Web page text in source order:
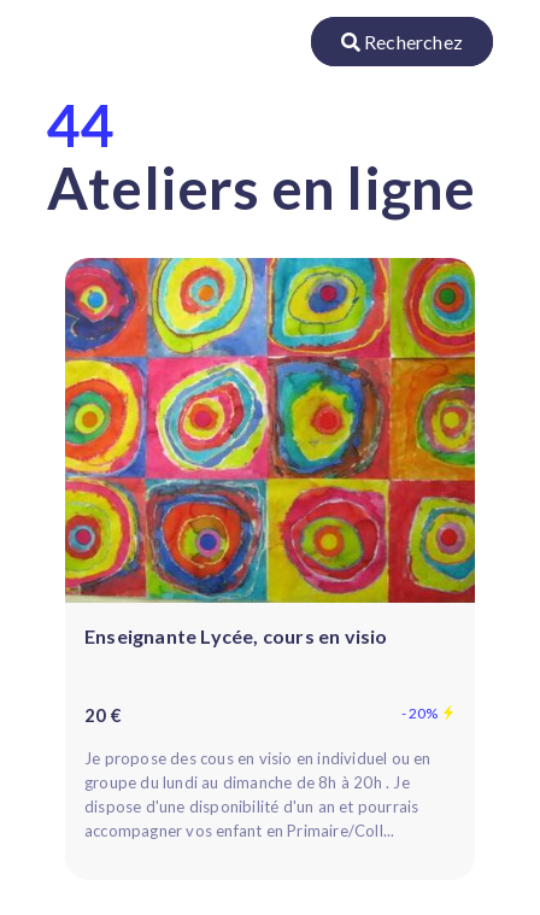
Recherchez
44
Ateliers en ligne
Enseignante Lycée, cours en visio
20 € - 20%
Je propose des cous en visio en individuel ou en
groupe du lundi au dimanche de 8h à 20h . Je
dispose d'une disponibilité d'un an et pourrais
accompagner vos enfant en Primaire/Coll...